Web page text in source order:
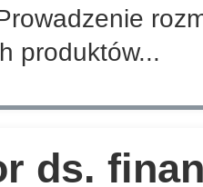
produktów...
ds.